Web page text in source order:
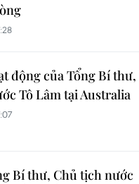
động của Tổng Bí thư,
Tô Lâm tại Australia
Bí thư, Chủ tịch nước